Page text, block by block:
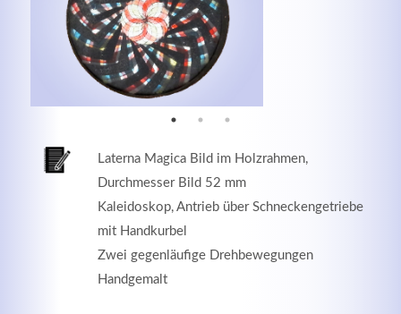
Laterna Magica Bild im Holzrahmen,
Durchmesser Bild 52 mm
Kaleidoskop, Antrieb über Schneckengetriebe
mit Handkurbel
Zwei gegenläufige Drehbewegungen
Handgemalt
Good Service